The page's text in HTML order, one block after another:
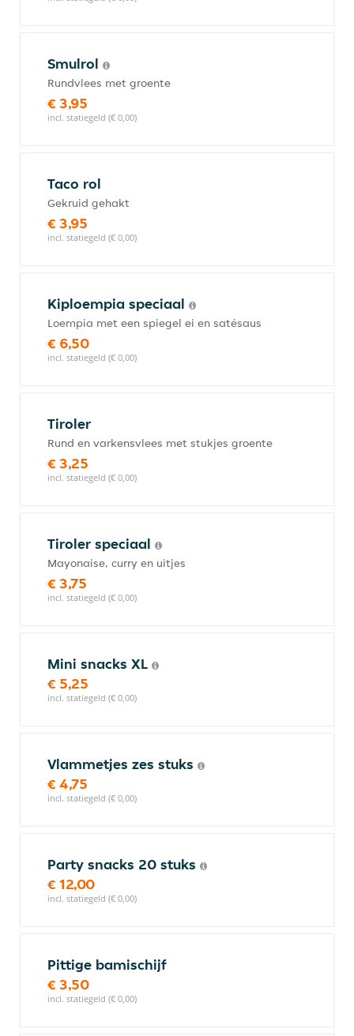
Smulrol
Rundvlees met groente
€ 3,95
incl. statiegeld (€ 0,00)
Taco rol
Gekruid gehakt
€ 3,95
incl. statiegeld (€ 0,00)
Kiploempia speciaal
Loempia met een spiegel ei en satésaus
€ 6,50
incl. statiegeld (€ 0,00)
Tiroler
Rund en varkensvlees met stukjes groente
€ 3,25
incl. statiegeld (€ 0,00)
Tiroler speciaal
Mayonaise, curry en uitjes
€ 3,75
incl. statiegeld (€ 0,00)
Mini snacks XL
€ 5,25
incl. statiegeld (€ 0,00)
Vlammetjes zes stuks
€ 4,75
incl. statiegeld (€ 0,00)
Party snacks 20 stuks
€ 12,00
incl. statiegeld (€ 0,00)
Pittige bamischijf
€ 3,50
incl. statiegeld (€ 0,00)